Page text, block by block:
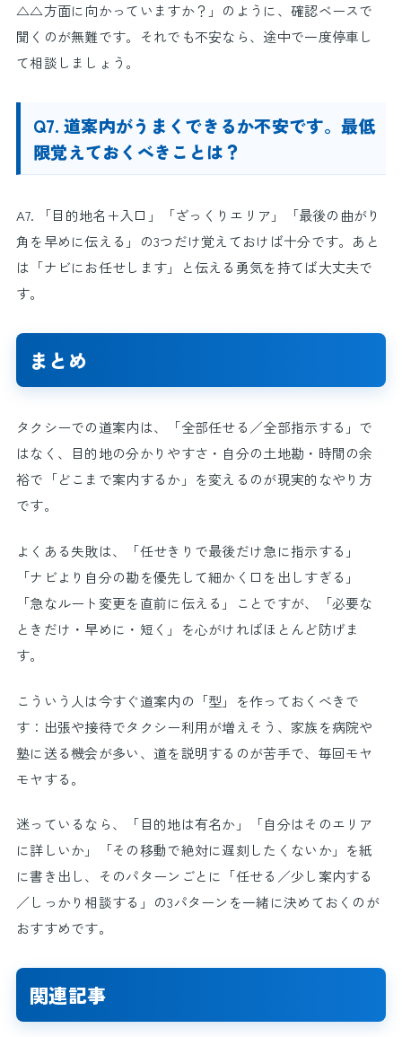
△△方面に向かっていますか？」のように、確認ベースで
聞くのが無難です。それでも不安なら、途中で一度停車し
て相談しましょう。
Q7. 道案内がうまくできるか不安です。最低
限覚えておくべきことは？
A7. 「目的地名＋入口」「ざっくりエリア」「最後の曲がり
角を早めに伝える」の3つだけ覚えておけば十分です。あと
は「ナビにお任せします」と伝える勇気を持てば大丈夫で
す。
まとめ
タクシーでの道案内は、「全部任せる／全部指示する」で
はなく、目的地の分かりやすさ・自分の土地勘・時間の余
裕で「どこまで案内するか」を変えるのが現実的なやり方
です。
よくある失敗は、「任せきりで最後だけ急に指示する」
「ナビより自分の勘を優先して細かく口を出しすぎる」
「急なルート変更を直前に伝える」ことですが、「必要な
ときだけ・早めに・短く」を心がければほとんど防げま
す。
こういう人は今すぐ道案内の「型」を作っておくべきで
す：出張や接待でタクシー利用が増えそう、家族を病院や
塾に送る機会が多い、道を説明するのが苦手で、毎回モヤ
モヤする。
迷っているなら、「目的地は有名か」「自分はそのエリア
に詳しいか」「その移動で絶対に遅刻したくないか」を紙
に書き出し、そのパターンごとに「任せる／少し案内する
／しっかり相談する」の3パターンを一緒に決めておくのが
おすすめです。
関連記事